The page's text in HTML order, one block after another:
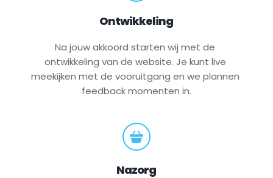
Ontwikkeling
Na jouw akkoord starten wij met de
ontwikkeling van de website. Je kunt live
meekijken met de vooruitgang en we plannen
feedback momenten in.
Nazorg